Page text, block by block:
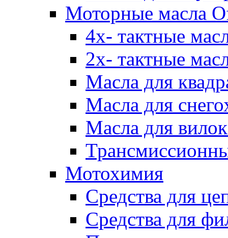
Моторные масла
4х- тактные
2х- тактные
Масла для
Масла для
Масла для
Мотохимия
Средства для
Средства для